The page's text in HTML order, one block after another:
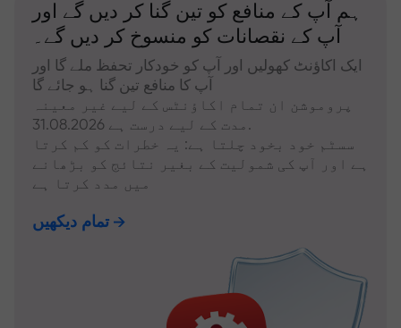
ہم آپ کے منافع کو تین گنا کر دیں گے اور
آپ کے نقصانات کو منسوخ کر دیں گے۔
ایک اکاؤنٹ کھولیں اور آپ کو خودکار تحفظ ملے گا اور
آپ کا منافع تین گنا ہو جائے گا
پروموشن ان تمام اکاؤنٹس کے لیے غیر معینہ
مدت کے لیے درست ہے 31.08.2026.
سسٹم خود بخود چلتا ہے: یہ خطرات کو کم کرتا
ہے اور آپ کی شمولیت کے بغیر نتائج کو بڑھانے
میں مدد کرتا ہے
تمام دیکھیں